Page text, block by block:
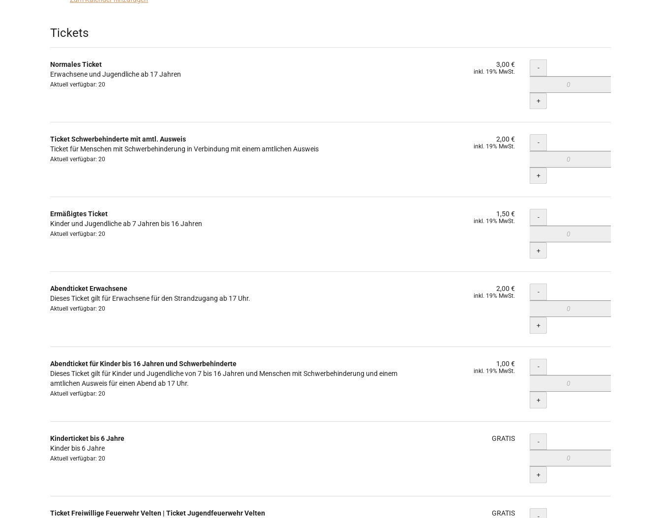
Produkte
Tickets
Normales Ticket
Erwachsene und Jugendliche ab 17 Jahren
Aktuell verfügbar: 20
3,00 €
inkl. 19% MwSt. Menge
-
+
Ticket Schwerbehinderte mit amtl. Ausweis
Ticket für Menschen mit Schwerbehinderung in Verbindung mit einem amtlichen Ausweis
Aktuell verfügbar: 20
2,00 €
inkl. 19% MwSt. Menge
-
+
Ermäßigtes Ticket
Kinder und Jugendliche ab 7 Jahren bis 16 Jahren
Aktuell verfügbar: 20
1,50 €
inkl. 19% MwSt. Menge
-
+
Abendticket Erwachsene
Dieses Ticket gilt für Erwachsene für den Strandzugang ab 17 Uhr.
Aktuell verfügbar: 20
2,00 €
inkl. 19% MwSt. Menge
-
+
Abendticket für Kinder bis 16 Jahren und Schwerbehinderte
Dieses Ticket gilt für Kinder und Jugendliche von 7 bis 16 Jahren und Menschen mit Schwerbehinderung und einem
amtlichen Ausweis für einen Abend ab 17 Uhr.
Aktuell verfügbar: 20
1,00 €
inkl. 19% MwSt. Menge
-
+
Kinderticket bis 6 Jahre
Kinder bis 6 Jahre
Aktuell verfügbar: 20
GRATIS Menge
-
+
Ticket Freiwillige Feuerwehr Velten | Ticket Jugendfeuerwehr Velten GRATIS Menge
-